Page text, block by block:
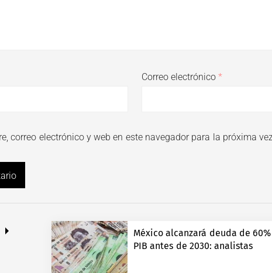
Correo electrónico*
correo electrónico y web en este navegador para la próxima
México alcanzará deuda de
PIB antes de 2030: analistas